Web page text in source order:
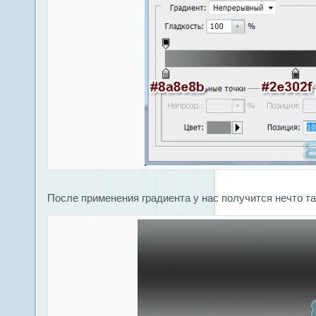
После применения градиента у нас получится нечто